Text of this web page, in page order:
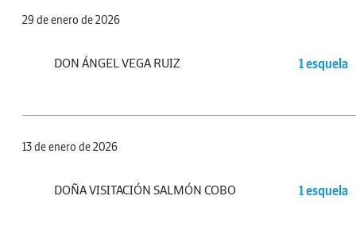
29 de enero de 2026
DON ÁNGEL VEGA RUIZ 1 esquela
13 de enero de 2026
DOÑA VISITACIÓN SALMÓN COBO 1 esquela